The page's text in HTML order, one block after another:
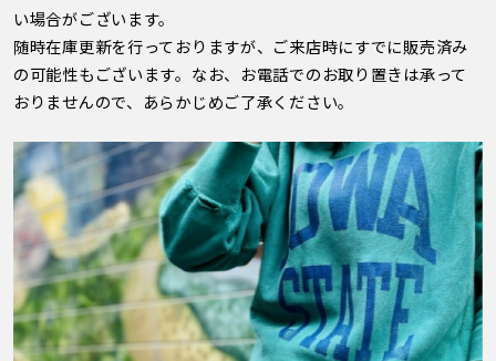
い場合がございます。
随時在庫更新を行っておりますが、ご来店時にすでに販売済み
の可能性もございます。なお、お電話でのお取り置きは承って
おりませんので、あらかじめご了承ください。